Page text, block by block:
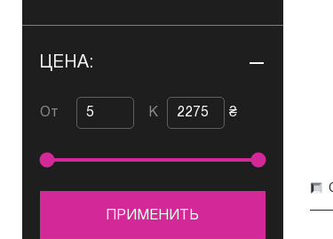
ЦЕНА:
От К ₴
ПРИМЕНИТЬ